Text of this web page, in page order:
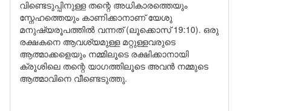
വിണ്ടെടുപ്പിനുള്ള തന്റെ അധികാരത്തെയും
സ്നേഹത്തെയും കാണിക്കാനാണ് യേശു
മനുഷ്യരൂപത്തിൽ വന്നത് (ലൂക്കൊസ് 19:10). ഒരു
രക്ഷകനെ ആവശ്യമുള്ള മറ്റുള്ളവരുടെ
ആത്മാക്കളെയും നമ്മിലൂടെ രക്ഷിക്കാനായി
ക്രൂശിലെ തന്റെ യാഗത്തിലൂടെ അവൻ നമ്മുടെ
ആത്മാവിനെ വീണ്ടെടുത്തു.